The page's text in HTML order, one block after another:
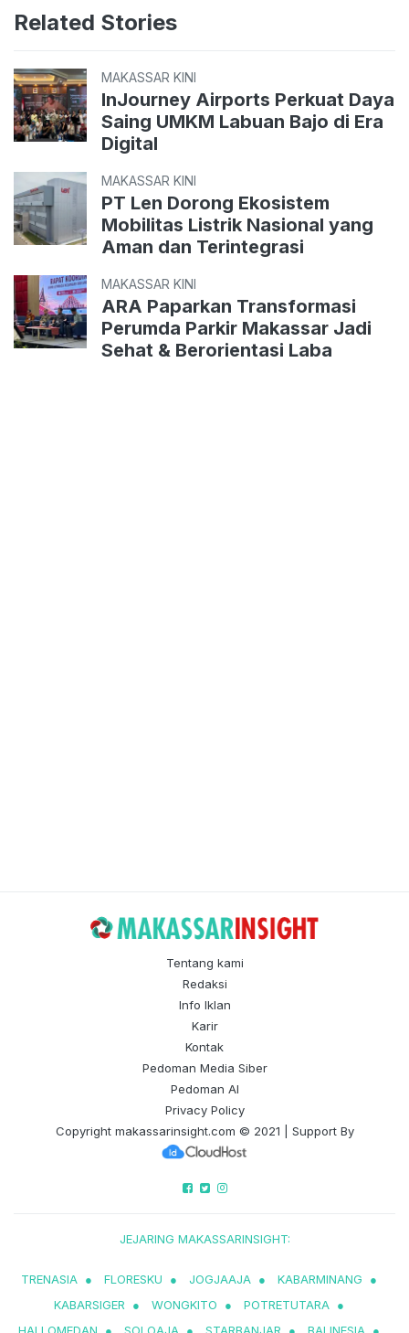
Related Stories
MAKASSAR KINI
InJourney Airports Perkuat Daya
Saing UMKM Labuan Bajo di Era
Digital
MAKASSAR KINI
PT Len Dorong Ekosistem
Mobilitas Listrik Nasional yang
Aman dan Terintegrasi
MAKASSAR KINI
ARA Paparkan Transformasi
Perumda Parkir Makassar Jadi
Sehat & Berorientasi Laba
Tentang kami
Redaksi
Info Iklan
Karir
Kontak
Pedoman Media Siber
Pedoman AI
Privacy Policy
Copyright makassarinsight.com © 2021 | Support By
JEJARING MAKASSARINSIGHT:
TRENASIA ● FLORESKU ● JOGJAAJA ● KABARMINANG
●
KABARSIGER
● WONGKITO ● POTRETUTARA ●